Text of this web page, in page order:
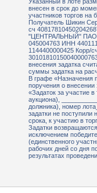
внесен в срок до
участников торгов на
Получатель Шикин
сч
"ЦЕНТРАЛЬНЫЙ"
045004763 ИНН
1144400000425 Корр/
внесения задатка
суммы задатка на
В графе «Назначения
поручения о внесении
«Задаток за участие
аукциона),
должника), номер
задатки не поступили
срока, к участию в
Задатки
исключением
(единственного
рабочих дней со дня
результатах